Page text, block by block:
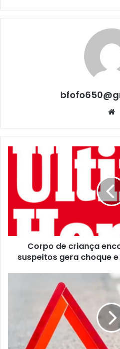
Corpo de criança
suspeitos gera choque